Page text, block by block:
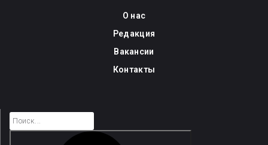
О нас
Редакция
Вакансии
Контакты